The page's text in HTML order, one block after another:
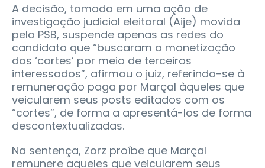
A decisão, tomada em uma ação de
investigação judicial eleitoral (Aije) movida
pelo PSB, suspende apenas as redes do
candidato que “buscaram a monetização
dos ‘cortes’ por meio de terceiros
interessados”, afirmou o juiz, referindo-se à
remuneração paga por Marçal àqueles que
veicularem seus posts editados com os
“cortes”, de forma a apresentá-los de forma
descontextualizadas.
Na sentença, Zorz proíbe que Marçal
remunere aqueles que veicularem seus